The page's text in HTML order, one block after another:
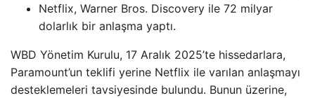
Netflix, Warner Bros. Discovery ile 72 milyar
dolarlık bir anlaşma yaptı.
WBD Yönetim Kurulu, 17 Aralık 2025’te hissedarlara,
Paramount’un teklifi yerine Netflix ile varılan anlaşmayı
desteklemeleri tavsiyesinde bulundu. Bunun üzerine,